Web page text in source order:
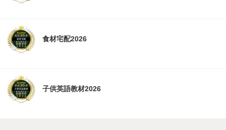
食材宅配2026
子供英語教材2026